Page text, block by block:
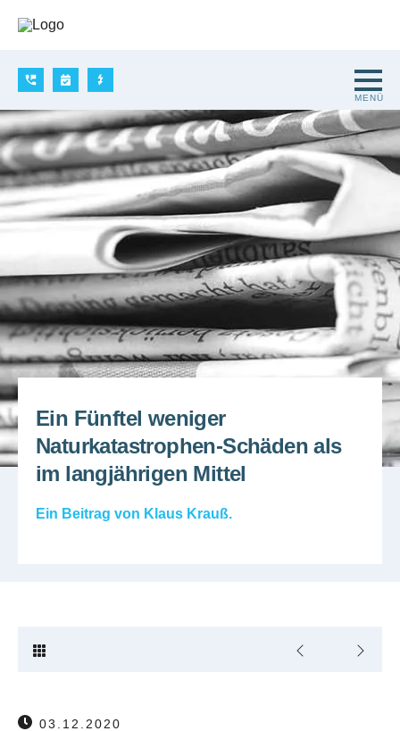
Ein Fünftel weniger
Naturkatastrophen-Schäden als
im langjährigen Mittel
Ein Beitrag von Klaus Krauß.
03.12.2020